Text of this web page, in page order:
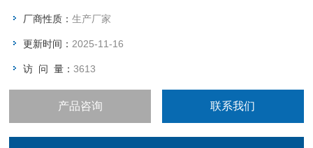
厂商性质：生产厂家
更新时间： 2025-11-16
访 问 量：3613
产品咨询 联系我们